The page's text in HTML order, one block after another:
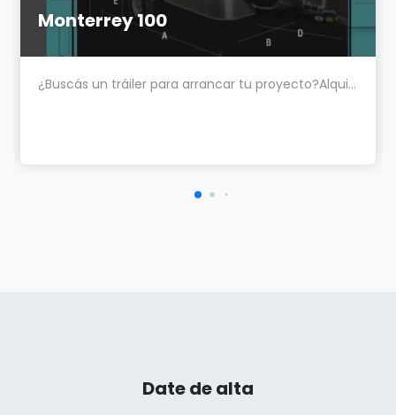
Monterrey 100
¿Buscás un tráiler para arrancar tu proyecto?Alqui...
Date de alta